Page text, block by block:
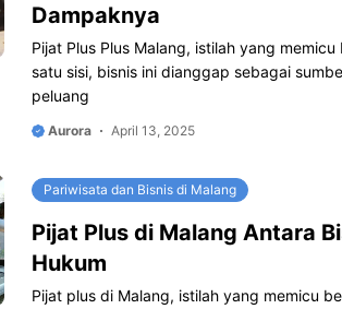
Dampaknya
Pijat Plus Plus Malang, istilah yang
satu sisi, bisnis ini dianggap sebagai
peluang
Aurora April 13, 2025
Pariwisata dan Bisnis di Malang
Pijat Plus di Malang Antara
Hukum
Pijat plus di Malang, istilah yang memicu